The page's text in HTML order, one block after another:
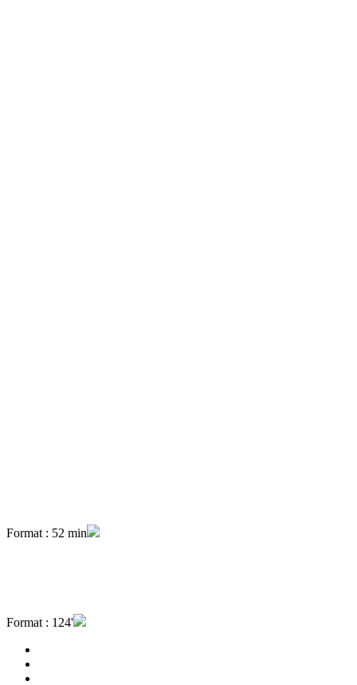
Format : 52 min
Format : 124'